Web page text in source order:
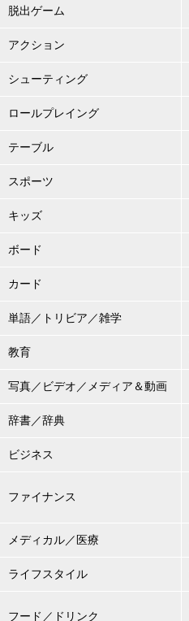
脱出ゲーム
アクション
シューティング
ロールプレイング
テーブル
スポーツ
キッズ
ボード
カード
単語／トリビア／雑学
教育
写真／ビデオ／メディア＆動画
辞書／辞典
ビジネス
ファイナンス
メディカル／医療
ライフスタイル
フード／ドリンク